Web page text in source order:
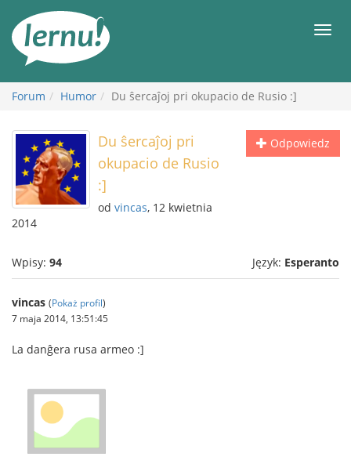
Forum Humor Du ŝercaĵoj pri okupacio de Rusio :]
Odpowiedz
Du ŝercaĵoj pri
okupacio de Rusio
:]
od vincas, 12 kwietnia
2014
Wpisy: 94 Język: Esperanto
vincas (Pokaż profil)
7 maja 2014, 13:51:45
La danĝera rusa armeo :]